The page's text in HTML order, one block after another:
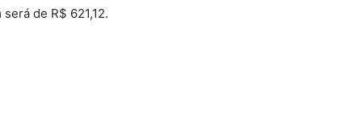
de R$ 621,12.